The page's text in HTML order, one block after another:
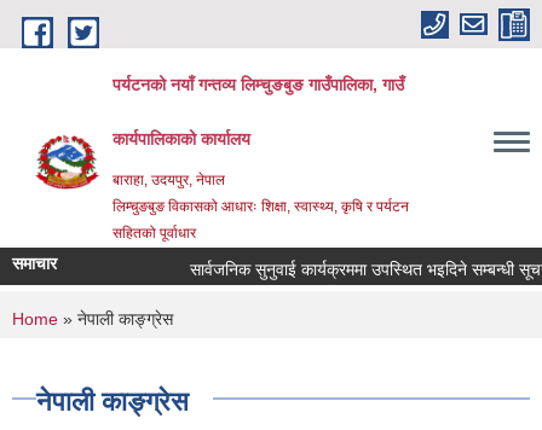
Skip to main content
पर्यटनको नयाँ गन्तव्य लिम्चुङबुङ गाउँपालिका, गाउँ
कार्यपालिकाको कार्यालय
बाराहा, उदयपुर, नेपाल
लिम्चुङबुङ विकासको आधारः शिक्षा, स्वास्थ्य, कृषि र पर्यटन
सहितको पूर्वाधार
समाचार सार्वजनिक सुनुवाई कार्यक्रममा उपस्थित भइदिने सम्बन्धी सूचना
You are here
Home » नेपाली काङ्ग्रेस
नेपाली काङ्ग्रेस